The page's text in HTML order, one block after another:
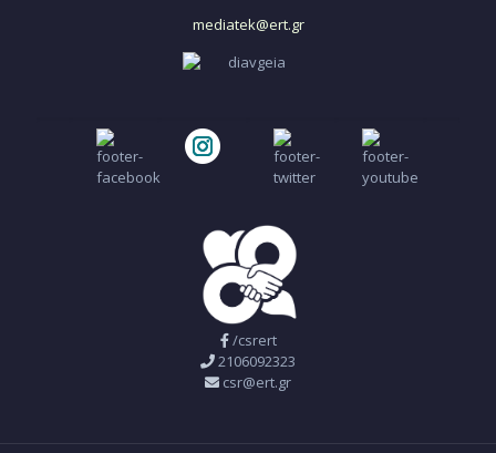
mediatek@ert.gr
/csrert
2106092323
csr@ert.gr